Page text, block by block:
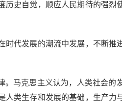
史自觉，顺应人民期待的强
代发展的潮流中发展，不断推
马克思主义认为，人类社会的
类生存和发展的基础，生产